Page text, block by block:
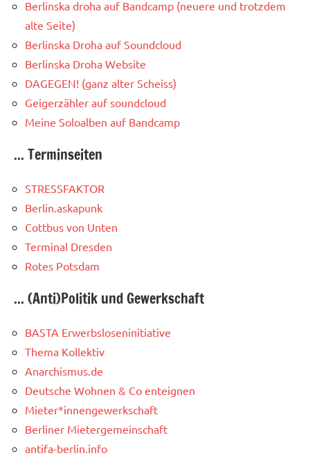
Berlinska droha auf Bandcamp (neuere und trotzdem
alte Seite)
Berlinska Droha auf Soundcloud
Berlinska Droha Website
DAGEGEN! (ganz alter Scheiss)
Geigerzähler auf soundcloud
Meine Soloalben auf Bandcamp
... Terminseiten
STRESSFAKTOR
Berlin.askapunk
Cottbus von Unten
Terminal Dresden
Rotes Potsdam
... (Anti)Politik und Gewerkschaft
BASTA Erwerbsloseninitiative
Thema Kollektiv
Anarchismus.de
Deutsche Wohnen & Co enteignen
Mieter*innengewerkschaft
Berliner Mietergemeinschaft
antifa-berlin.info